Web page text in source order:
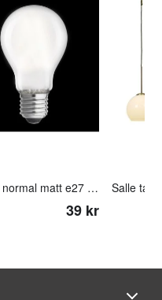
Classic normal matt e27 4w 2700k
39 kr